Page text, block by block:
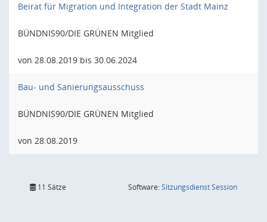
Beirat für Migration und Integration der Stadt Mainz
BÜNDNIS90/DIE GRÜNEN Mitglied
von 28.08.2019 bis 30.06.2024
Bau- und Sanierungsausschuss
BÜNDNIS90/DIE GRÜNEN Mitglied
von 28.08.2019
11 Sätze Software:SitzungsdienstSession(Wird in